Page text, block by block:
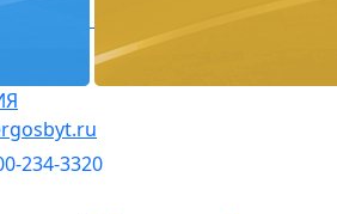
234-3320